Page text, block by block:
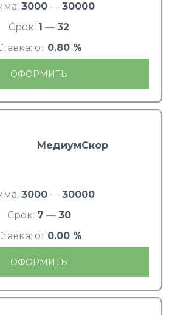
3000— 30000
Срок: 1 — 32
от 0.80 %
ОФОРМИТЬ
МедиумСкор
3000— 30000
Срок: 7 — 30
от 0.00 %
ОФОРМИТЬ